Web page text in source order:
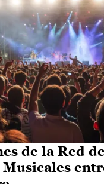
de la Red
Musicales